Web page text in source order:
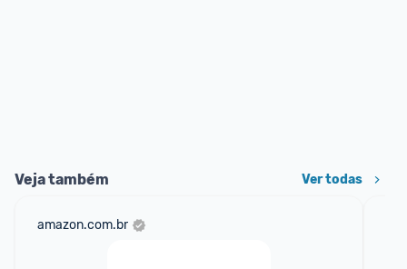
Veja também Ver todas
amazon.com.br